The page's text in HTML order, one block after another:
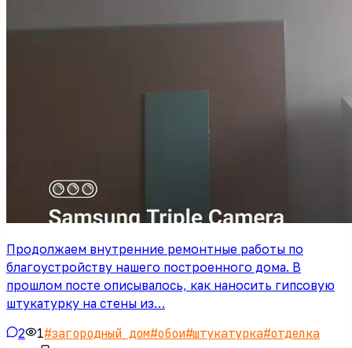
Продолжаем внутренние ремонтные работы по
благоустройству нашего построенного дома. В
прошлом посте описывалось, как наносить гипсовую
штукатурку на стены из…
2 1#загородный дом#обои#штукатурка#отделка